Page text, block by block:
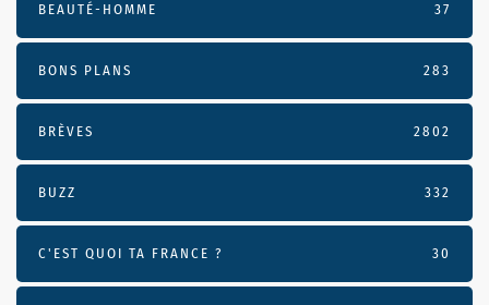
BEAUTÉ-HOMME 37
BONS PLANS 283
BRÈVES 2802
BUZZ 332
C'EST QUOI TA FRANCE ? 30